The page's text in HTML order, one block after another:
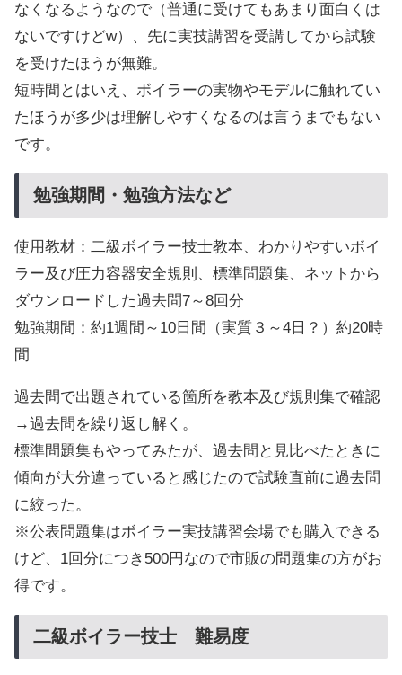
なくなるようなので（普通に受けてもあまり面白くは
ないですけどw）、先に実技講習を受講してから試験
を受けたほうが無難。
短時間とはいえ、ボイラーの実物やモデルに触れてい
たほうが多少は理解しやすくなるのは言うまでもない
です。
勉強期間・勉強方法など
使用教材：二級ボイラー技士教本、わかりやすいボイ
ラー及び圧力容器安全規則、標準問題集、ネットから
ダウンロードした過去問7～8回分
勉強期間：約1週間～10日間（実質３～4日？）約20時
間
過去問で出題されている箇所を教本及び規則集で確認
→過去問を繰り返し解く。
標準問題集もやってみたが、過去問と見比べたときに
傾向が大分違っていると感じたので試験直前に過去問
に絞った。
※公表問題集はボイラー実技講習会場でも購入できる
けど、1回分につき500円なので市販の問題集の方がお
得です。
二級ボイラー技士 難易度